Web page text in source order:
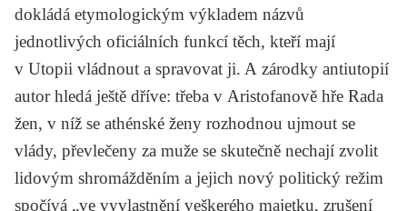
dokládá etymologickým výkladem názvů
jednotlivých oficiálních funkcí těch, kteří mají
v Utopii vládnout a spravovat ji. A zárodky antiutopií
autor hledá ještě dříve: třeba v Aristofanově hře Rada
žen, v níž se athénské ženy rozhodnou ujmout se
vlády, převlečeny za muže se skutečně nechají zvolit
lidovým shromážděním a jejich nový politický režim
spočívá „ve vyvlastnění veškerého majetku, zrušení